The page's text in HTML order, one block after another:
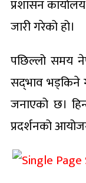
प्रशासन
जारी गरेको हो।
पछिल्लो समय
सद्‌भाव भड्किने
जनाएको छ।
प्रदर्शनको